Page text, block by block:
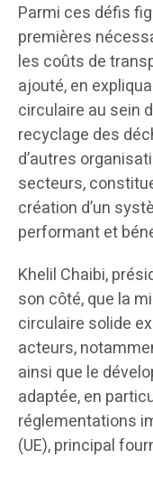
Parmi ces défis
premières
les coûts de
ajouté, en
circulaire au sein
recyclage des
d’autres
secteurs,
création d’un
performant et
Khelil Chaibi,
son côté, que la
circulaire solide
acteurs,
ainsi que le
adaptée, en
réglementations
(UE), principal